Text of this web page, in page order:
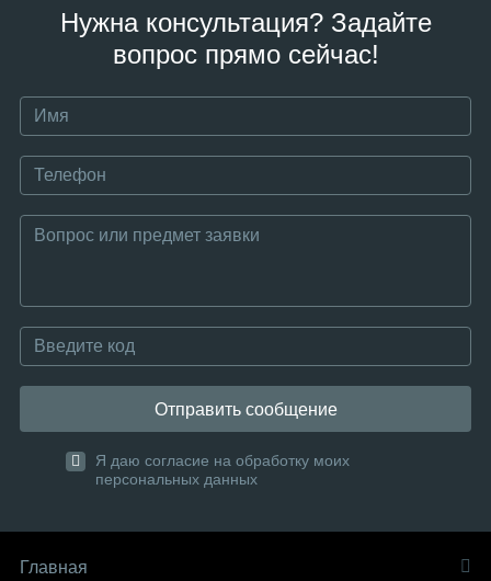
Нужна консультация? Задайте
вопрос прямо сейчас!
Отправить сообщение
Я даю согласие на обработку моих
персональных данных
Главная